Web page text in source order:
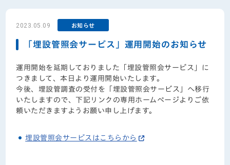
2023.05.09 お知らせ
「埋設管照会サービス」運用開始のお知らせ
運用開始を延期しておりました「埋設管照会サービス」に
つきまして、本日より運用開始いたします。
今後、埋設管調査の受付を「埋設管照会サービス」へ移行
いたしますので、下記リンクの専用ホームページよりご依
頼いただきますようお願い申し上げます。
埋設管照会サービスはこちらから